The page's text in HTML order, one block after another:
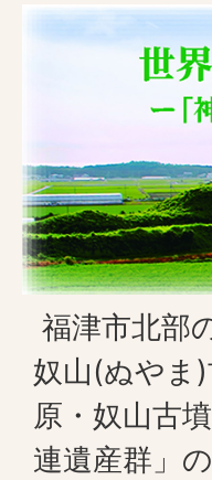
福津市北部
奴山(ぬやま
原・奴山古
連遺産群」